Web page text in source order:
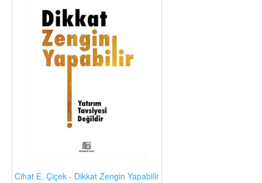
Cihat E. Çiçek - Dikkat Zengin Yapabilir